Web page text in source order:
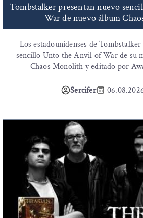
Tombstalker presentan nuevo
War de nuevo álbum
Los estadounidenses de
sencillo Unto the Anvil of War de su
Chaos Monolith y editado por
Sercifer